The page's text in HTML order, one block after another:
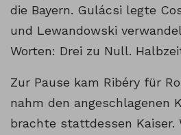
die Bayern. Gulácsi legte
und Lewandowski
Worten: Drei zu Null.
Zur Pause kam Ribéry für
nahm den angeschlagenen
brachte stattdessen Kaiser.